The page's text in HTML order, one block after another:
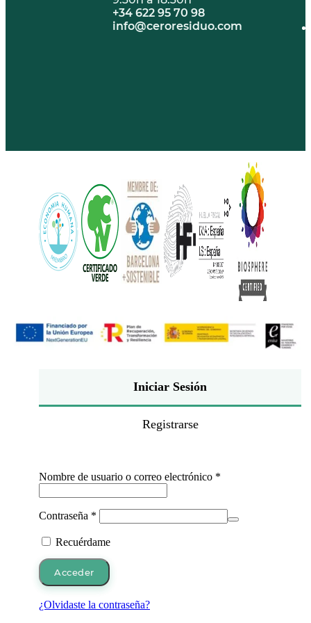
+34 622 95 70 98
info@ceroresiduo.com
Iniciar Sesión
Registrarse
Nombre de usuario o correo electrónico *
Contraseña *
Recuérdame
Acceder
¿Olvidaste la contraseña?